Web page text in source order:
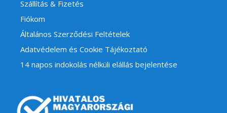
Szállítás & Fizetés
Fiókom
Általános Szerződési Feltételek
Adatvédelem és Cookie Tájékoztató
14 napos indokolás nélküli elállás bejelentése